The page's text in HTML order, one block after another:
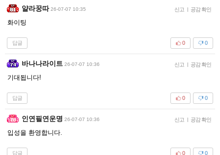
얄라꿍따 26-07-07 10:35 신고 | 공감 확인
화이팅
답글 0
0
바나나라이트 26-07-07 10:36 신고 | 공감 확인
기대됩니다!
답글 0
0
인연필연운명 26-07-07 10:36 신고 | 공감 확인
입성을 환영합니다.
답글 0
0